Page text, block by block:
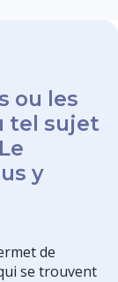
ou les
tel sujet
y
de
se trouvent